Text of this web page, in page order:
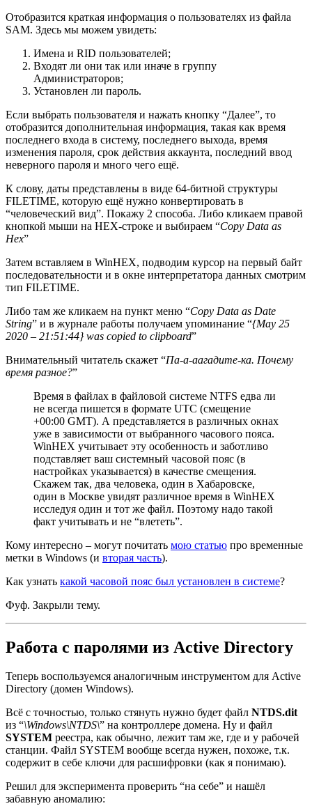
Отобразится краткая информация о пользователях из файла
SAM. Здесь мы можем увидеть:
Имена и RID пользователей;
Входят ли они так или иначе в группу
Администраторов;
Установлен ли пароль.
Если выбрать пользователя и нажать кнопку “Далее”, то
отобразится дополнительная информация, такая как время
последнего входа в систему, последнего выхода, время
изменения пароля, срок действия аккаунта, последний ввод
неверного пароля и много чего ещё.
К слову, даты представлены в виде 64-битной структуры
FILETIME, которую ещё нужно конвертировать в
“человеческий вид”. Покажу 2 способа. Либо кликаем правой
кнопкой мыши на HEX-строке и выбираем “Copy Data as
Hex”
Затем вставляем в WinHEX, подводим курсор на первый байт
последовательности и в окне интерпретатора данных смотрим
тип FILETIME.
Либо там же кликаем на пункт меню “Copy Data as Date
String” и в журнале работы получаем упоминание “{May 25
2020 – 21:51:44} was copied to clipboard”
Внимательный читатель скажет “Па-а-аагадите-ка. Почему
время разное?”
Время в файлах в файловой системе NTFS едва ли
не всегда пишется в формате UTC (смещение
+00:00 GMT). А представляется в различных окнах
уже в зависимости от выбранного часового пояса.
WinHEX учитывает эту особенность и заботливо
подставляет ваш системный часовой пояс (в
настройках указывается) в качестве смещения.
Скажем так, два человека, один в Хабаровске,
один в Москве увидят различное время в WinHEX
исследуя один и тот же файл. Поэтому надо такой
факт учитывать и не “влететь”.
Кому интересно – могут почитать мою статью про временные
метки в Windows (и вторая часть).
Как узнать какой часовой пояс был установлен в системе?
Фуф. Закрыли тему.
Работа с паролями из Active Directory
Теперь воспользуемся аналогичным инструментом для Active
Directory (домен Windows).
Всё с точностью, только стянуть нужно будет файл NTDS.dit
из “\Windows\NTDS\” на контроллере домена. Ну и файл
SYSTEM реестра, как обычно, лежит там же, где и у рабочей
станции. Файл SYSTEM вообще всегда нужен, похоже, т.к.
содержит в себе ключи для расшифровки (как я понимаю).
Решил для эксперимента проверить “на себе” и нашёл
забавную аномалию: